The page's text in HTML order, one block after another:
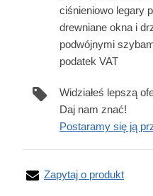
ciśnieniowo legary
drewniane okna i
podwójnymi
podatek VAT
Widziałeś lepszą
Daj nam znać!
Postaramy się ją
Zapytaj o produkt